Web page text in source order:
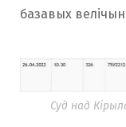
базавых
Суд над